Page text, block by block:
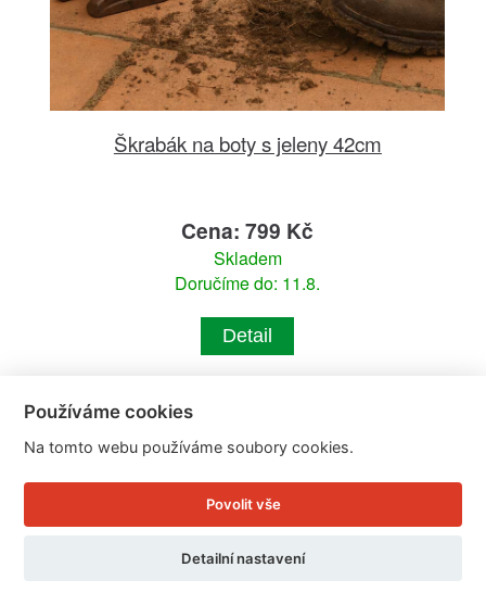
Škrabák na boty s jeleny 42cm
Cena: 799 Kč
Skladem
Doručíme do: 11.8.
Detail
Používáme cookies
Na tomto webu používáme soubory cookies.
Povolit vše
Detailní nastavení